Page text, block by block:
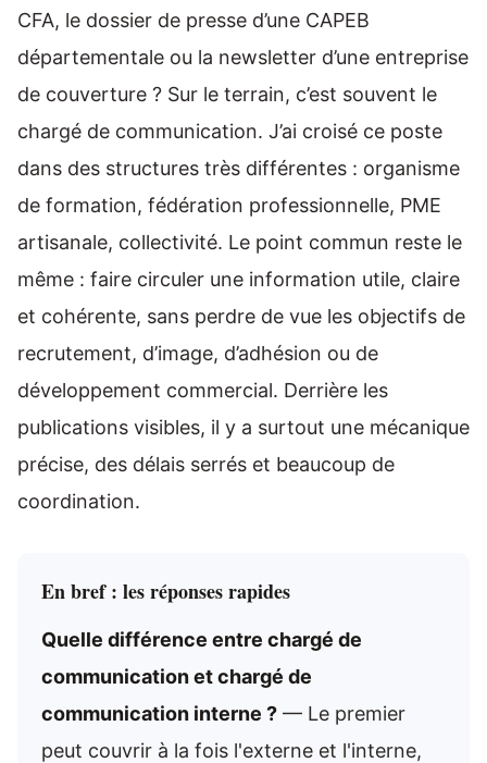
CFA, le dossier de presse d’une CAPEB
départementale ou la newsletter d’une entreprise
de couverture ? Sur le terrain, c’est souvent le
chargé de communication. J’ai croisé ce poste
dans des structures très différentes : organisme
de formation, fédération professionnelle, PME
artisanale, collectivité. Le point commun reste le
même : faire circuler une information utile, claire
et cohérente, sans perdre de vue les objectifs de
recrutement, d’image, d’adhésion ou de
développement commercial. Derrière les
publications visibles, il y a surtout une mécanique
précise, des délais serrés et beaucoup de
coordination.
En bref : les réponses rapides
Quelle différence entre chargé de
communication et chargé de
communication interne ? — Le premier
peut couvrir à la fois l'externe et l'interne,